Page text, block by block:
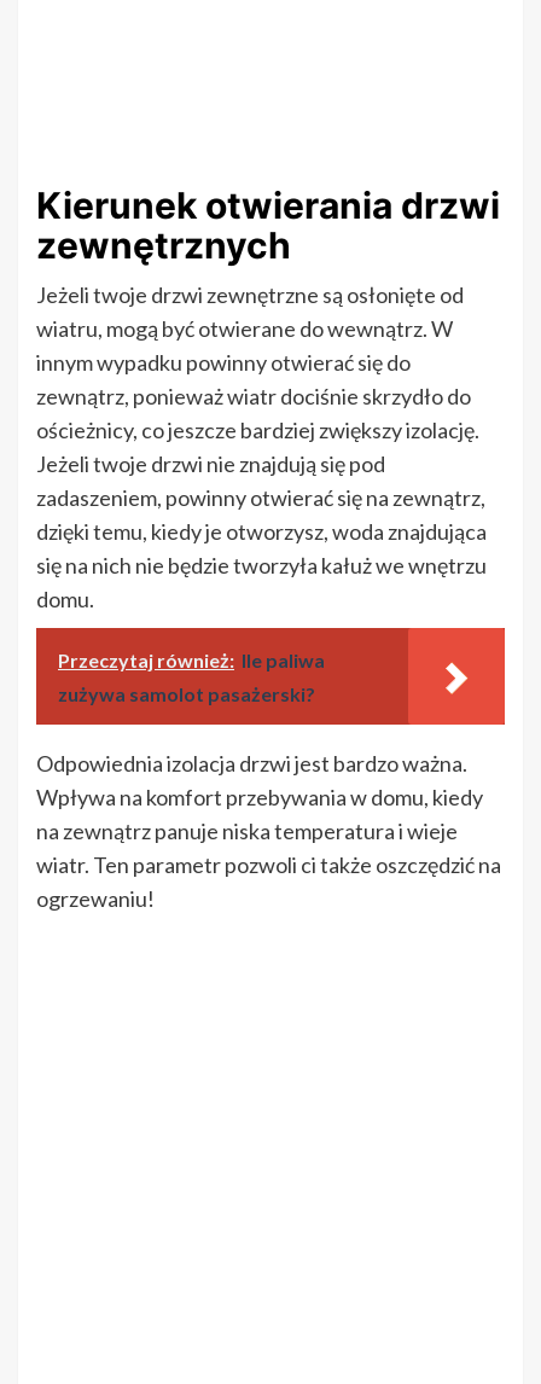
Kierunek otwierania drzwi
zewnętrznych
Jeżeli twoje drzwi zewnętrzne są osłonięte od
wiatru, mogą być otwierane do wewnątrz. W
innym wypadku powinny otwierać się do
zewnątrz, ponieważ wiatr dociśnie skrzydło do
ościeżnicy, co jeszcze bardziej zwiększy izolację.
Jeżeli twoje drzwi nie znajdują się pod
zadaszeniem, powinny otwierać się na zewnątrz,
dzięki temu, kiedy je otworzysz, woda znajdująca
się na nich nie będzie tworzyła kałuż we wnętrzu
domu.
Przeczytaj również: Ile paliwa
zużywa samolot pasażerski?
Odpowiednia izolacja drzwi jest bardzo ważna.
Wpływa na komfort przebywania w domu, kiedy
na zewnątrz panuje niska temperatura i wieje
wiatr. Ten parametr pozwoli ci także oszczędzić na
ogrzewaniu!